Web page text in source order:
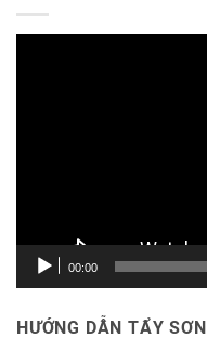
00:00
HƯỚNG DẪN TẨY SƠN